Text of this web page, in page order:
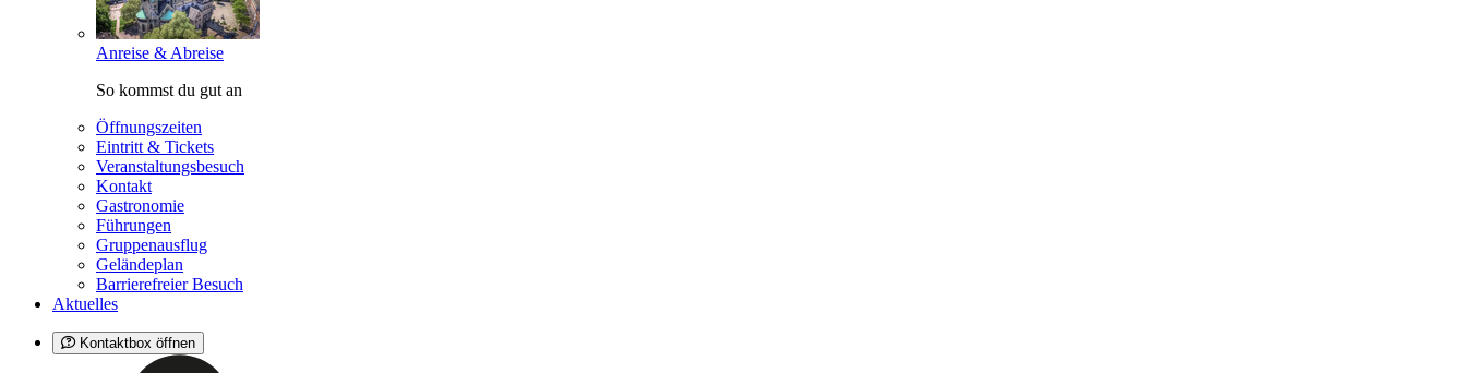
Anreise & Abreise
So kommst du gut an
Öffnungszeiten
Eintritt & Tickets
Veranstaltungsbesuch
Kontakt
Gastronomie
Führungen
Gruppenausflug
Geländeplan
Barrierefreier Besuch
Aktuelles
Kontaktbox öffnen